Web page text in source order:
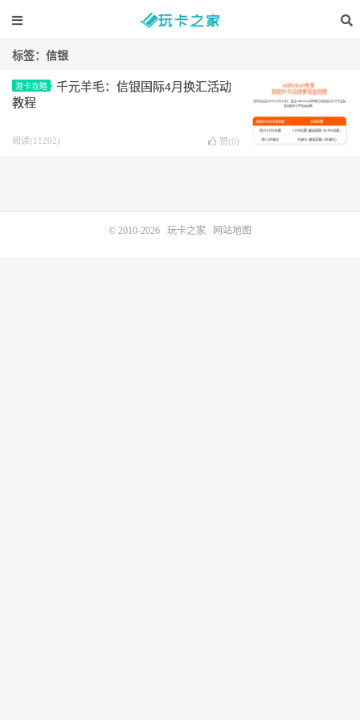
标签：信银
港卡攻略
千元羊毛：信银国际4月换汇活动
教程
阅读(11202) 赞(0)
© 2010-2026 玩卡之家 网站地图